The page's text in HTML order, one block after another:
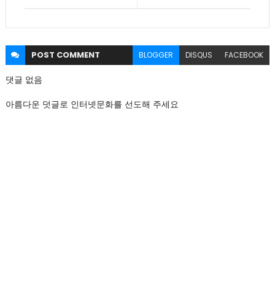
POST COMMENT BLOGGER DISQUS FACEBOOK
댓글 없음
아름다운 덧글로 인터넷문화를 선도해 주세요